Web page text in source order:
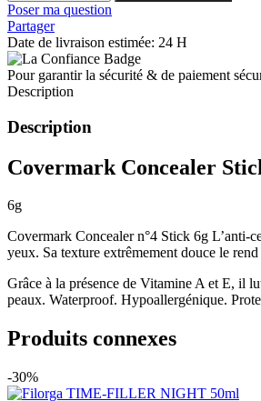
Poser ma question
Partager
Date de livraison estimée: 24 H
Pour garantir la sécurité & de paiement
Description
Description
Covermark Concealer
6g
Covermark Concealer n°4 Stick 6g L’anti-
yeux. Sa texture extrêmement douce le
Grâce à la présence de Vitamine A et E, il
peaux. Waterproof. Hypoallergénique.
Produits connexes
-30%